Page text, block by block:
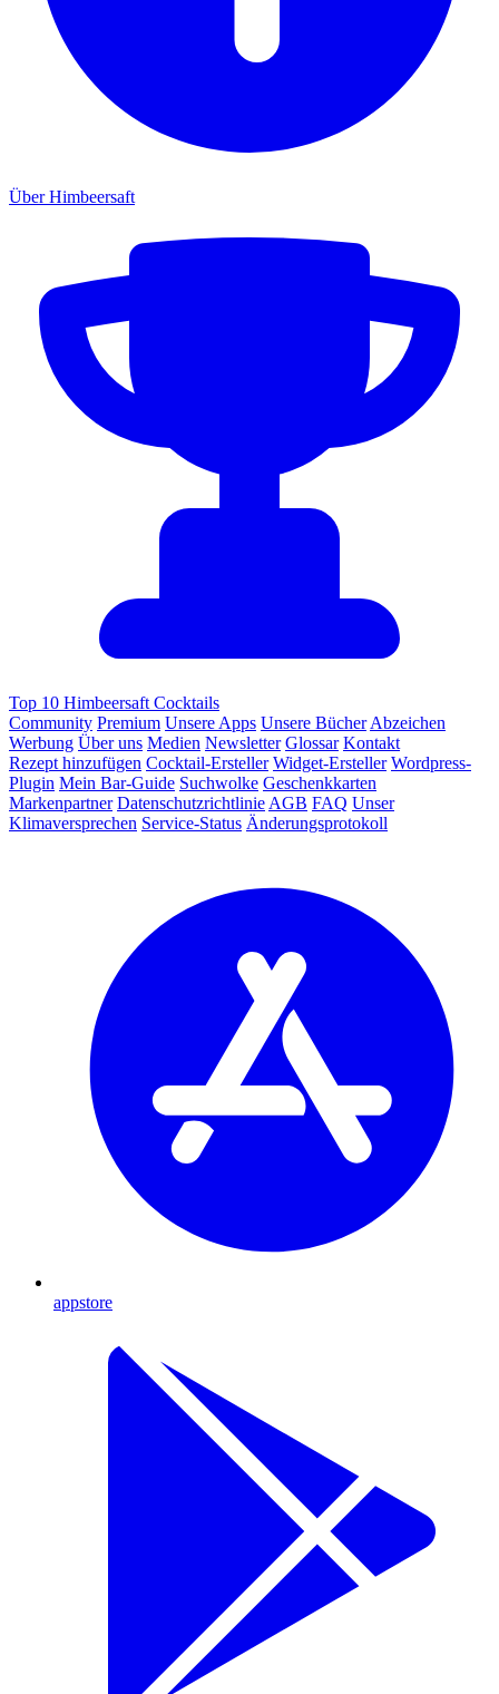
Über Himbeersaft
Top 10 Himbeersaft Cocktails
Community Premium Unsere Apps Unsere Bücher Abzeichen
Werbung Über uns Medien Newsletter Glossar Kontakt
Rezept hinzufügen Cocktail-Ersteller Widget-Ersteller Wordpress-
Plugin Mein Bar-Guide Suchwolke Geschenkkarten
Markenpartner Datenschutzrichtlinie AGB FAQ Unser
Klimaversprechen Service-Status Änderungsprotokoll
appstore